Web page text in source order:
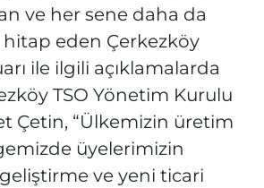
ve her sene daha da
eden Çerkezköy
ile ilgili açıklamalarda
TSO Yönetim Kurulu
Çetin, “Ülkemizin üretim
üyelerimizin
ve yeni ticari